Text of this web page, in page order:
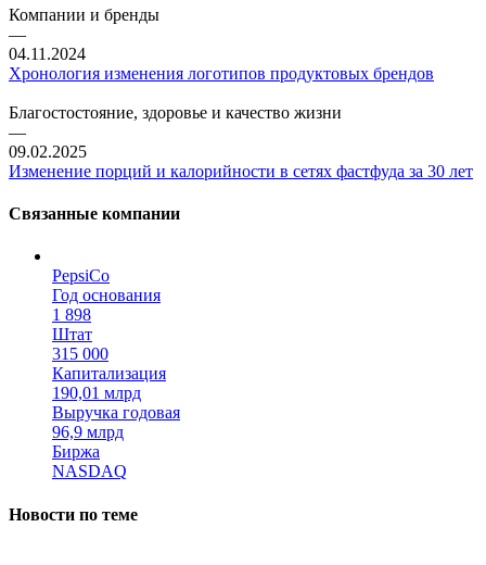
Компании и бренды
—
04.11.2024
Хронология изменения логотипов продуктовых брендов
Благостостояние, здоровье и качество жизни
—
09.02.2025
Изменение порций и калорийности в сетях фастфуда за 30 лет
Связанные компании
PepsiCo
Год основания
1 898
Штат
315 000
Капитализация
190,01 млрд
Выручка годовая
96,9 млрд
Биржа
NASDAQ
Новости по теме